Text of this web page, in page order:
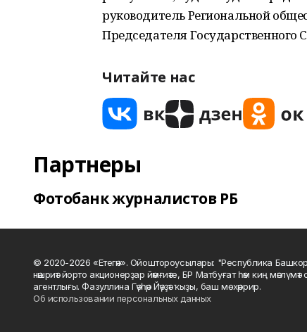
руководитель Региональной
Председателя Государственного
Читайте нас
Партнеры
Фотобанк журналистов РБ
© 2020-2026 «Етегән». Ойоштороусылары: "Республика
нәшриәт йорто акционерҙар йәмғиәте, БР Матбуғат һәм киң
агентлығы. Фазуллина Гәүһәр Йәүҙәт ҡыҙы, баш мөхәррир.
Об использовании персональных данных